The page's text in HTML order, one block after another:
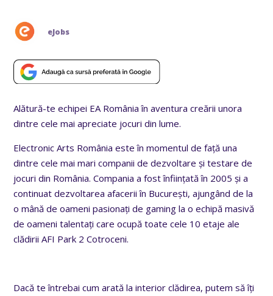
eJobs
Alătură-te echipei EA România în aventura creării unora
dintre cele mai apreciate jocuri din lume.
Electronic Arts România este în momentul de față una
dintre cele mai mari companii de dezvoltare și testare de
jocuri din România. Compania a fost înființată în 2005 și a
continuat dezvoltarea afacerii în București, ajungând de la
o mână de oameni pasionați de gaming la o echipă masivă
de oameni talentați care ocupă toate cele 10 etaje ale
clădirii AFI Park 2 Cotroceni.
Dacă te întrebai cum arată la interior clădirea, putem să îți